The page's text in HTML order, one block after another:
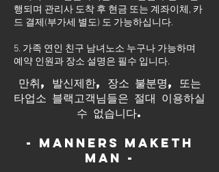
행되며 관리사 도착 후 현금 또는 계좌이체, 카
드 결제(부가세 별도) 도 가능하십니다.
5. 가족 연인 친구 남녀노소 누구나 가능하며
예약 인원과 장소 설명은 필수 입니다.
만취, 발신제한, 장소 불분명, 또는
타업소 블랙고객님들은 절대 이용하실
수 없습니다.
- Manners maketh
man -